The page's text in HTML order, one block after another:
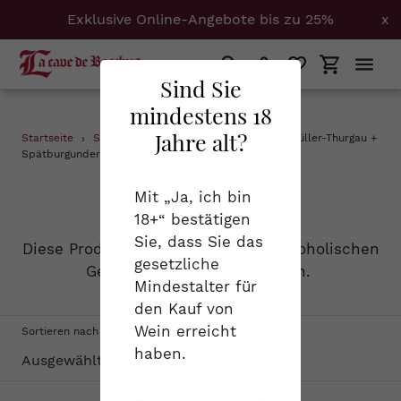
Sind Sie
mindestens 18
Jahre alt?
Mit „Ja, ich bin
18+“ bestätigen
Sie, dass Sie das
gesetzliche
Mindestalter für
den Kauf von
Wein erreicht
haben.
Direkt
zum
Exklusive Online-Angebote bis zu 25% x
Einloggen
Startseite › Schaumweine ›
Bretagne + Mosel + Müller-Thurgau +
Spätburgunder
m
m
Schaumweine
Diese Produktgruppe vereint alle alkoholischen
Getränke, die schön prickeln.
Sortieren nach